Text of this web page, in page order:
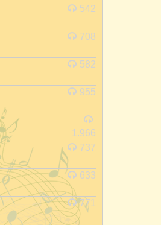
542
708
582
955
1.966
737
633
771